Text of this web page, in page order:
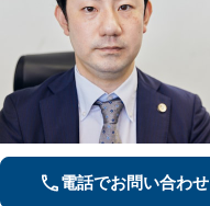
電話でお問い合わせ